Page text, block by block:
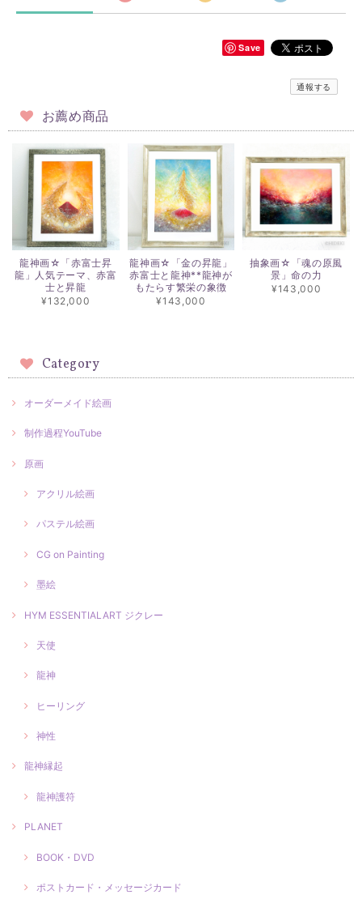
Save
通報する
お薦め商品
龍神画☆「赤富士昇
龍」人気テーマ、赤富
士と昇龍
¥132,000
龍神画☆「金の昇龍」
赤富士と龍神**龍神が
もたらす繁栄の象徴
¥143,000
抽象画☆「魂の原風
景」命の力
¥143,000
Category
オーダーメイド絵画
制作過程YouTube
原画
アクリル絵画
パステル絵画
CG on Painting
墨絵
HYM ESSENTIALART ジクレー
天使
龍神
ヒーリング
神性
龍神縁起
龍神護符
PLANET
BOOK・DVD
ポストカード・メッセージカード